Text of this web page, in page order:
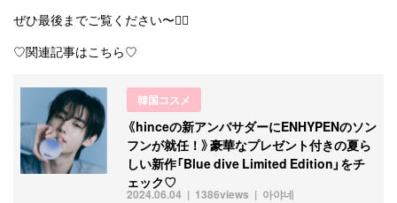
ぜひ最後までご覧ください〜👍🏻
♡関連記事はこちら♡
韓国コスメ
2024.06.04 아야네
1386views
《hinceの新アンバサダーにENHYPENのソン
フンが就任！》豪華なプレゼント付きの夏ら
しい新作「Blue dive Limited Edition」をチ
ェック♡